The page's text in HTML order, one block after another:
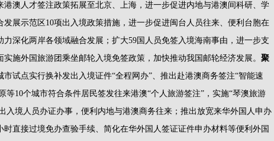
澳人才签注政策拓展至北京、上海，进一步促进内地与港澳间科研、学
展示范区10项出入境政策措施，进一步促进闽台人员往来、便利台胞在
深化两岸各领域融合发展；扩大59国人员免签入境海南事由，进一步支
施外国旅游团乘坐邮轮入境免签政策，加快推动我国邮轮经济发展。 聚
市试点实行换补发出入境证件“全程网办”、推出赴港澳商务签注“智能速
等10个城市符合条件居民签发往来港澳“个人旅游签注”，实施“琴澳旅游
入境人员办证办事，便利内地与港澳商务往来；推出放宽来华外国人申办
直接过境免办查验手续、简化在华外国人签证证件申办材料等便利外国